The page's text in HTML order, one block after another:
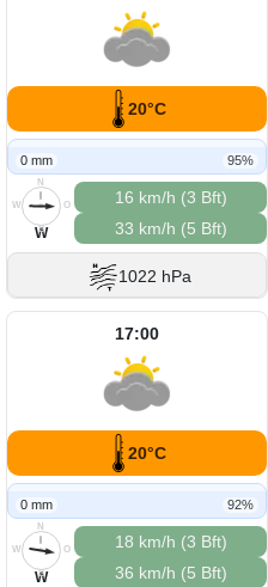
20°C
0 mm 95%
N
O
S
W
W
16 km/h (3 Bft)
33 km/h (5 Bft)
1022 hPa
17:00
20°C
0 mm 92%
N
O
S
W
W
18 km/h (3 Bft)
36 km/h (5 Bft)